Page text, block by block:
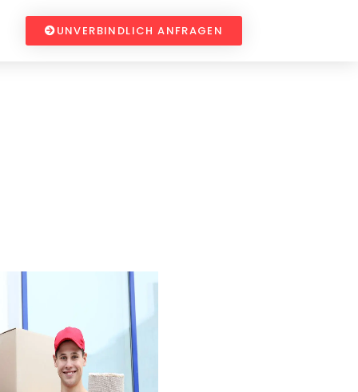
UNVERBINDLICH ANFRAGEN